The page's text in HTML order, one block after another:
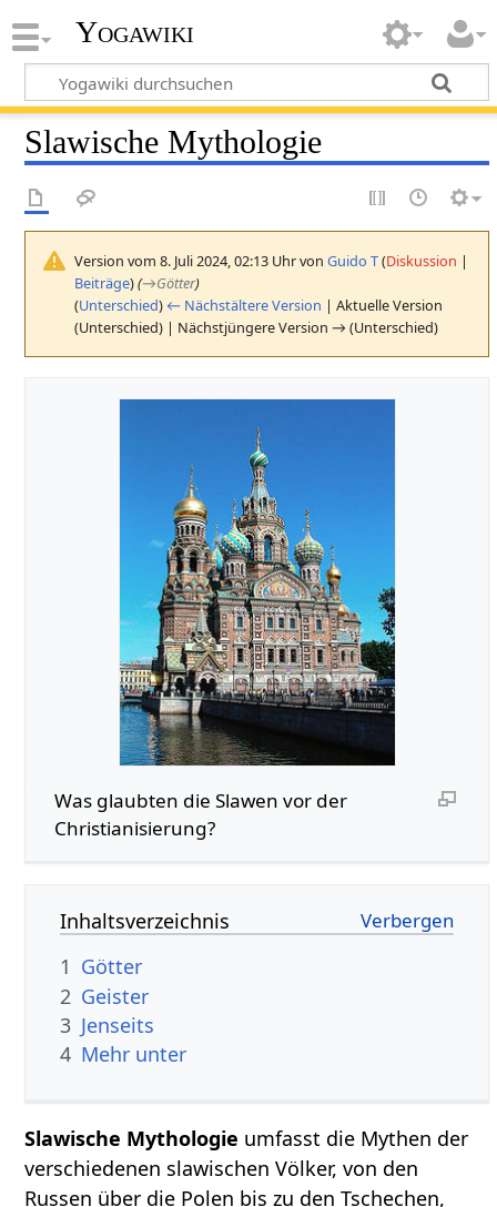
Yogawiki
Slawische Mythologie
Version vom 8. Juli 2024, 02:13 Uhr vonGuido T(Diskussion |
Beiträge)(→Götter)
(Unterschied) ← Nächstältere Version | Aktuelle Version
(Unterschied) | Nächstjüngere Version → (Unterschied)
Was glaubten die Slawen vor der
Christianisierung?
Inhaltsverzeichnis
1 Götter
2 Geister
3 Jenseits
4 Mehr unter
Slawische Mythologie umfasst die Mythen der
verschiedenen slawischen Völker, von den
Russen über die Polen bis zu den Tschechen,